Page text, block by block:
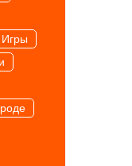
Игры